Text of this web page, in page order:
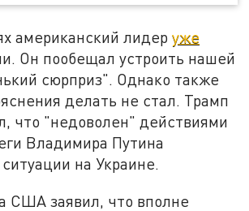
американский лидеруже
Он пообещал устроить нашей
сюрприз". Однако также
делать не стал. Трамп
что "недоволен" действиями
Владимира Путина
на Украине.
США заявил, что вполне